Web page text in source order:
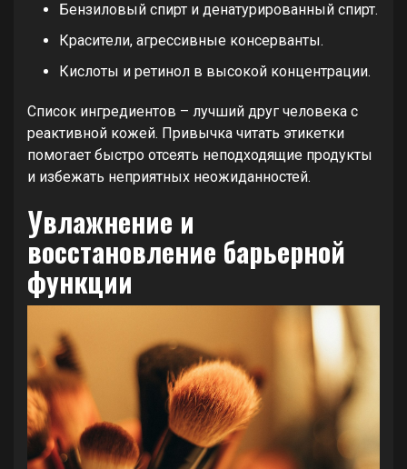
Бензиловый спирт и денатурированный спирт.
Красители, агрессивные консерванты.
Кислоты и ретинол в высокой концентрации.
Список ингредиентов – лучший друг человека с
реактивной кожей. Привычка читать этикетки
помогает быстро отсеять неподходящие продукты
и избежать неприятных неожиданностей.
Увлажнение и
восстановление барьерной
функции